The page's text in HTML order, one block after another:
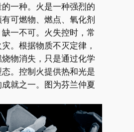
一种。火是一种强烈的
可燃物、燃点、氧化剂
一不可。火失控时，常
。根据物质不灭定律，
物消失，只是通过化学
。控制火提供热和光是
就之一。图为芬兰仲夏